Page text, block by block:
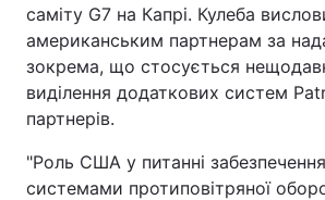
саміту G7 на Капрі. Кулеба
американським партнерам за
зокрема, що стосується
виділення додаткових систем
партнерів.
"Роль США у питанні
системами протиповітряної